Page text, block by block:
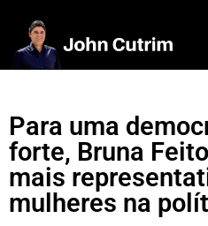
Para uma
forte, Bruna
mais
mulheres na